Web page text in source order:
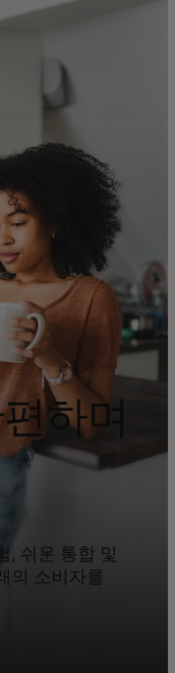
하며
, 쉬운 통합 및
의 소비자를